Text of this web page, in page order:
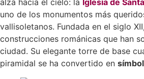
alza hacia el cielo: la Iglesia de
uno de los monumentos más
vallisoletanos. Fundada en el siglo
construcciones románicas que han
ciudad. Su elegante torre de base
piramidal se ha convertido en